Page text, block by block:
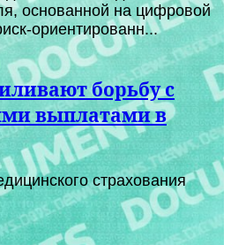
основанной на цифровой
ориентированн...
борьбу с
выплатами в
страхования